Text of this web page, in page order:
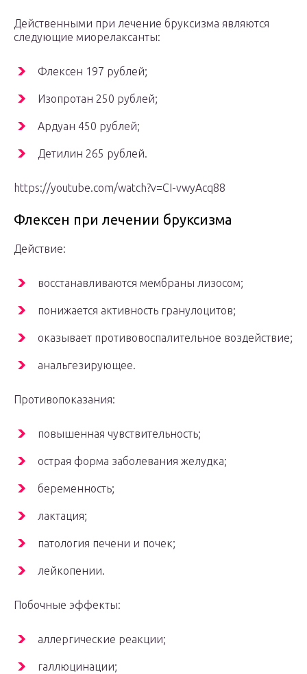
Действенными при лечение бруксизма являются
следующие миорелаксанты:
Флексен 197 рублей;
Изопротан 250 рублей;
Ардуан 450 рублей;
Детилин 265 рублей.
https://youtube.com/watch?v=CI-vwyAcq88
Флексен при лечении бруксизма
Действие:
восстанавливаются мембраны лизосом;
понижается активность гранулоцитов;
оказывает противовоспалительное воздействие;
анальгезирующее.
Противопоказания:
повышенная чувствительность;
острая форма заболевания желудка;
беременность;
лактация;
патология печени и почек;
лейкопении.
Побочные эффекты:
аллергические реакции;
галлюцинации;